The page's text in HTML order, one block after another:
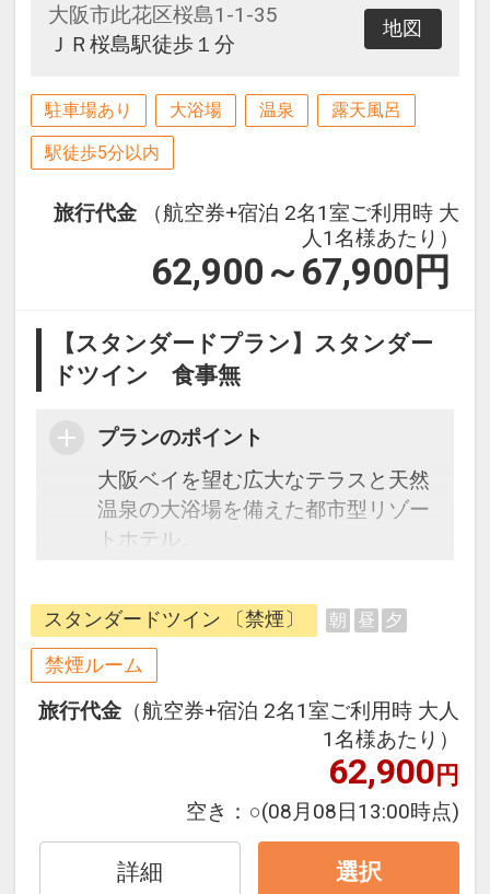
大阪市此花区桜島1-1-35
ＪＲ桜島駅徒歩１分
地図
駐車場あり 大浴場 温泉 露天風呂
駅徒歩5分以内
旅行代金
（航空券+宿泊 2名1室ご利用時 大
人1名様あたり）
62,900～67,900 円
【スタンダードプラン】スタンダー
ドツイン 食事無
プランのポイント
大阪ベイを望む広大なテラスと天然
温泉の大浴場を備えた都市型リゾー
トホテル。
桜島駅が目の前・ユニバーサルシテ
ィ駅まで1駅1分で、大阪市中心部へ
のアクセスも便利！
訪れた瞬間から非日常へと誘う洗練
された空間でホテルステイをお楽し
スタンダードツイン 〔禁煙〕 朝 昼 夕
禁煙ルーム
旅行代金 （航空券+宿泊 2名1室ご利用時 大人
1名様あたり）
62,900円
空き： ○(08月08日13:00時点)
詳細 選択